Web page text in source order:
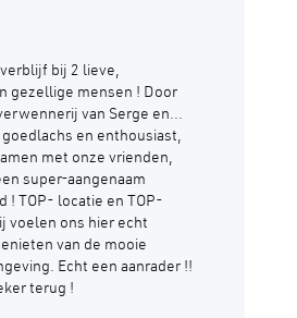
bij 2 lieve,
gezellige mensen ! Door
van Serge en...
goedlachs en enthousiast,
met onze vrienden,
super-aangenaam
! TOP- locatie en TOP-
voelen ons hier echt
van de mooie
Echt een aanrader !!
terug !